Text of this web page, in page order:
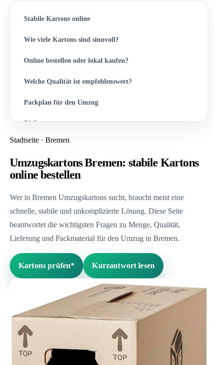
Stabile Kartons online
Wie viele Kartons sind sinnvoll?
Online bestellen oder lokal kaufen?
Welche Qualität ist empfehlenswert?
Packplan für den Umzug
FAQ
Stadtseite · Bremen
Umzugskartons Bremen: stabile Kartons
online bestellen
Wer in Bremen Umzugskartons sucht, braucht meist eine
schnelle, stabile und unkomplizierte Lösung. Diese Seite
beantwortet die wichtigsten Fragen zu Menge, Qualität,
Lieferung und Packmaterial für den Umzug in Bremen.
Kartons prüfen* Kurzantwort lesen